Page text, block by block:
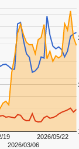
19
2026/03/06
2026/05/22